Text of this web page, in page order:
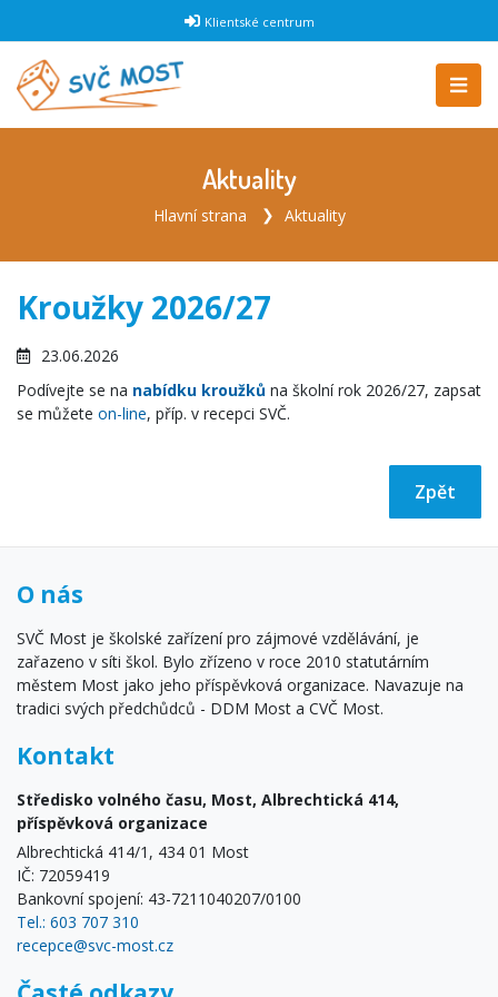
Klientské centrum
Aktuality
Hlavní strana Aktuality
Kroužky 2026/27
23.06.2026
Podívejte se na nabídku kroužků na školní rok 2026/27, zapsat
se můžete on-line, příp. v recepci SVČ.
Zpět
O nás
SVČ Most je školské zařízení pro zájmové vzdělávání, je
zařazeno v síti škol. Bylo zřízeno v roce 2010 statutárním
městem Most jako jeho příspěvková organizace. Navazuje na
tradici svých předchůdců - DDM Most a CVČ Most.
Kontakt
Středisko volného času, Most, Albrechtická 414,
příspěvková organizace
Albrechtická 414/1, 434 01 Most
IČ: 72059419
Bankovní spojení: 43-7211040207/0100
Tel.: 603 707 310
recepce@svc-most.cz